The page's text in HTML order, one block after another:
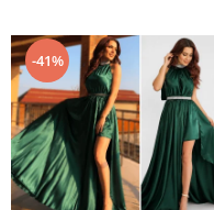
-41%